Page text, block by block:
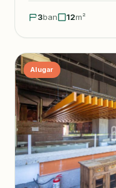
3ban 12m²
Alugar